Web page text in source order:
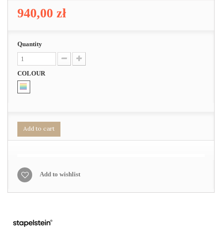
940,00 zł
Quantity
COLOUR
Add to cart
Add to wishlist